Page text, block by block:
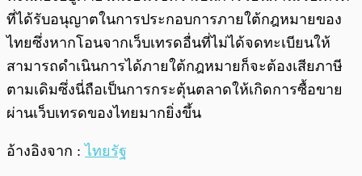
ที่ได้รับอนุญาตในการประกอบการภายใต้กฎหมายของ
ไทยซึ่งหากโอนจากเว็บเทรดอื่นที่ไม่ได้จดทะเบียนให้
สามารถดำเนินการได้ภายใต้กฎหมายก็จะต้องเสียภาษี
ตามเดิมซึ่งนี่ถือเป็นการกระตุ้นตลาดให้เกิดการซื้อขาย
ผ่านเว็บเทรดของไทยมากยิ่งขึ้น
อ้างอิงจาก : ไทยรัฐ